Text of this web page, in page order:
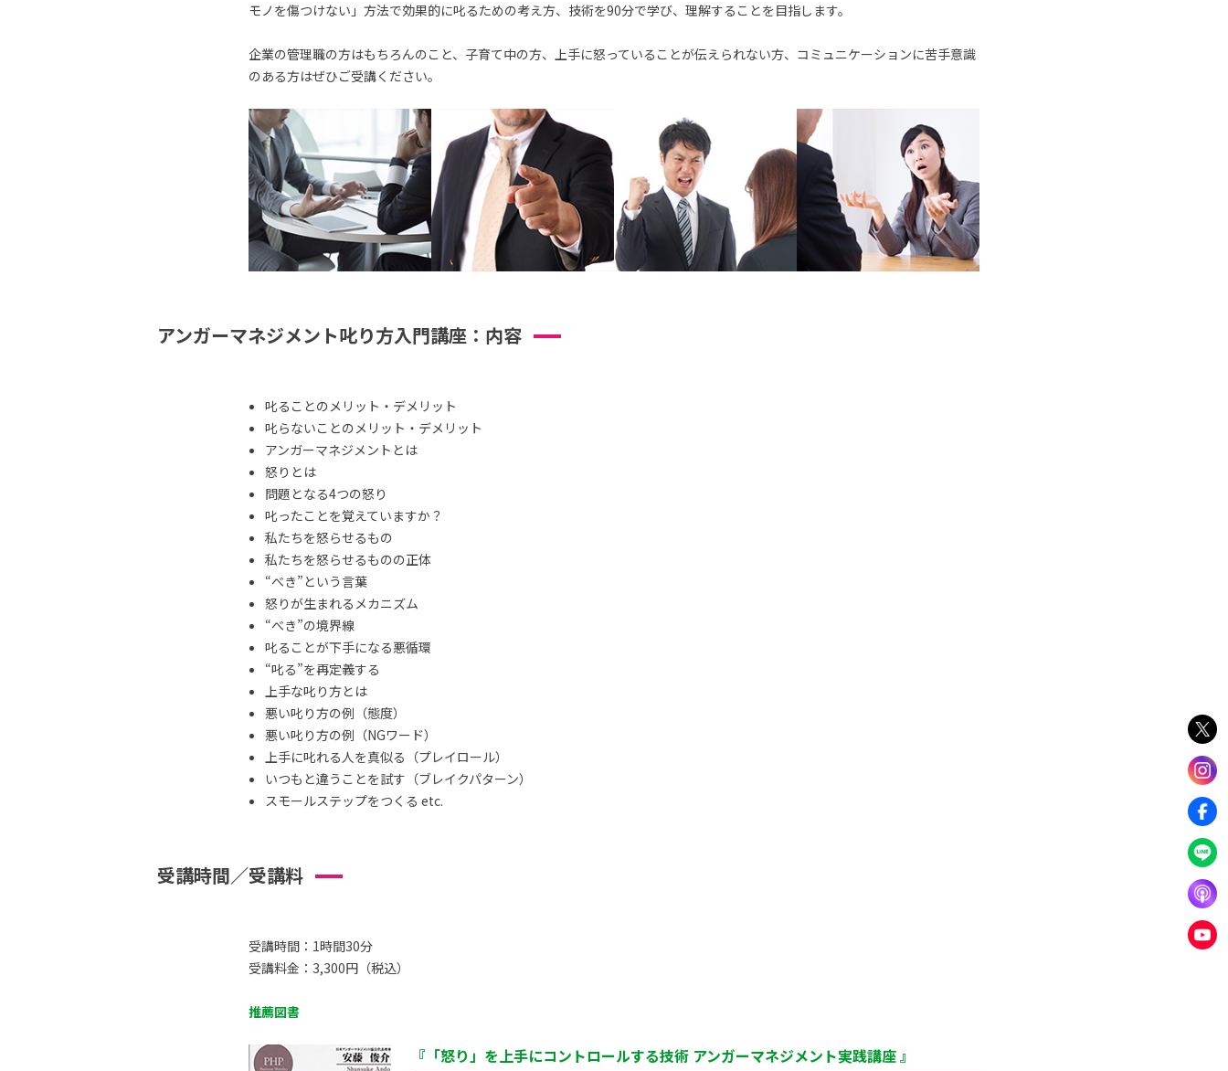
モノを傷つけない」方法で効果的に叱るための考え方、技術を90分で学び、理解することを目指します。
企業の管理職の方はもちろんのこと、子育て中の方、上手に怒っていることが伝えられない方、コミュニケーションに苦手意識
のある方はぜひご受講ください。
アンガーマネジメント叱り方入門講座：内容
叱ることのメリット・デメリット
叱らないことのメリット・デメリット
アンガーマネジメントとは
怒りとは
問題となる4つの怒り
叱ったことを覚えていますか？
私たちを怒らせるもの
私たちを怒らせるものの正体
“べき”という言葉
怒りが生まれるメカニズム
“べき”の境界線
叱ることが下手になる悪循環
“叱る”を再定義する
上手な叱り方とは
悪い叱り方の例（態度）
悪い叱り方の例（NGワード）
上手に叱れる人を真似る（プレイロール）
いつもと違うことを試す（ブレイクパターン）
スモールステップをつくる etc.
受講時間／受講料
受講時間：1時間30分
受講料金：3,300円（税込）
推薦図書
『「怒り」を上手にコントロールする技術 アンガーマネジメント実践講座 』